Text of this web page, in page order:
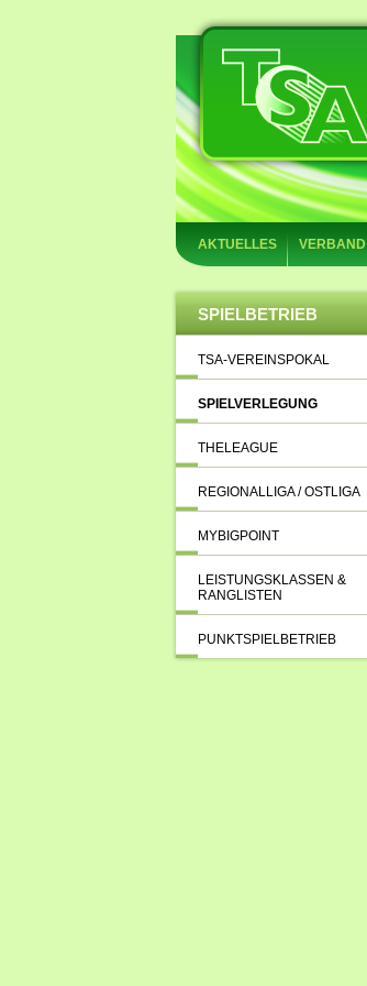
AKTUELLES VERBAND
SPIELBETRIEB
TSA-VEREINSPOKAL
SPIELVERLEGUNG
THELEAGUE
REGIONALLIGA / OSTLIGA
MYBIGPOINT
LEISTUNGSKLASSEN &
RANGLISTEN
PUNKTSPIELBETRIEB